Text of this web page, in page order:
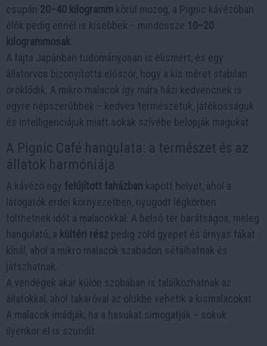
csupán 20–40 kilogramm körül mozog, a Pignic kávézóban
élők pedig ennél is kisebbek – mindössze 10–20
kilogrammosak
A fajta Japánban tudományosan is elismert, és egy
állatorvos bizonyította először, hogy a kis méret stabilan
öröklődik. A mikro malacok így mára házi kedvencnek is
egyre népszerűbbek – kedves természetük, játékosságuk
és intelligenciájuk miatt sokak szívébe belopják magukat.
A Pignic Café hangulata: a természet és az
állatok harmóniája
A kávézó egy felújított faházban kapott helyet, ahol a
látogatók erdei környezetben, nyugodt légkörben
tölthetnek időt a malacokkal. A belső tér barátságos, meleg
hangulatú, a kültéri rész pedig zöld gyepet és árnyas fákat
kínál, ahol a mikro malacok szabadon sétálhatnak és
játszhatnak.
A vendégek akár külön szobában is találkozhatnak az
állatokkal, ahol takaróval az ölükbe vehetik a kismalacokat.
A malacok imádják, ha a hasukat simogatják – sokuk
ilyenkor el is szundít.